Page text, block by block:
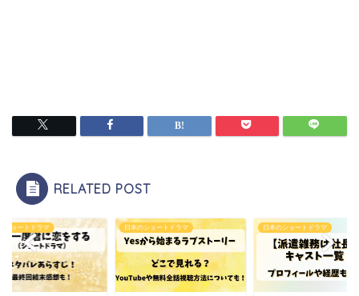
RELATED POST
ショートドラマ 日本のショートドラマ 日本のショートドラマ